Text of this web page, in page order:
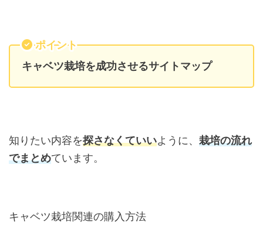
ポイント
キャベツ栽培を成功させるサイトマップ
知りたい内容を探さなくていいように、 栽培の流れ
でまとめています。
キャベツ栽培関連の購入方法